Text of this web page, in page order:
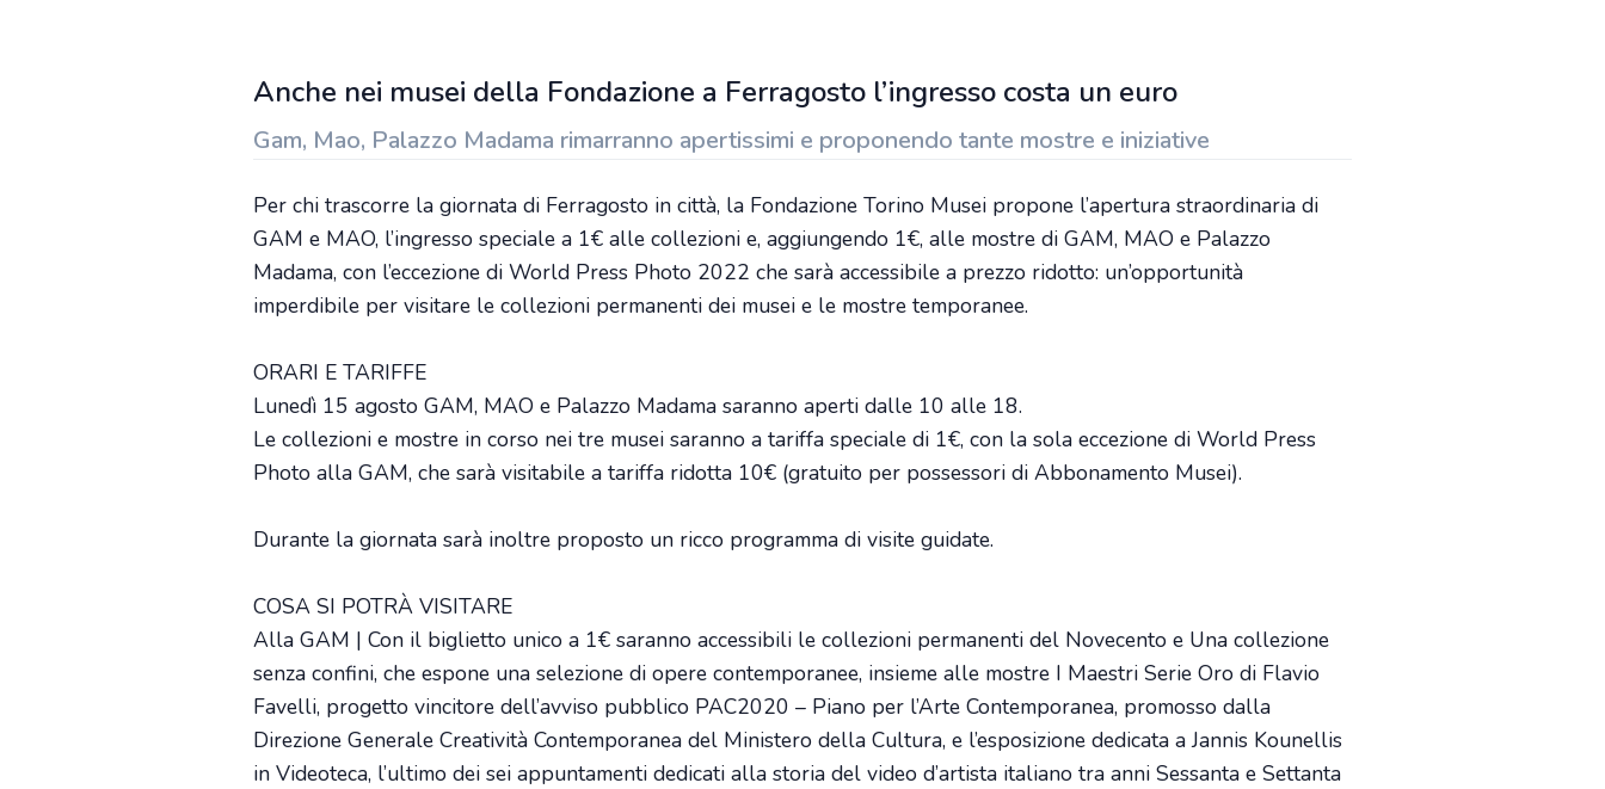
Anche nei musei della Fondazione a Ferragosto l’ingresso costa un euro
Gam, Mao, Palazzo Madama rimarranno apertissimi e proponendo tante mostre e iniziative
Per chi trascorre la giornata di Ferragosto in città, la Fondazione Torino Musei propone l’apertura straordinaria di
GAM e MAO, l’ingresso speciale a 1€ alle collezioni e, aggiungendo 1€, alle mostre di GAM, MAO e Palazzo
Madama, con l’eccezione di World Press Photo 2022 che sarà accessibile a prezzo ridotto: un’opportunità
imperdibile per visitare le collezioni permanenti dei musei e le mostre temporanee.
ORARI E TARIFFE
Lunedì 15 agosto GAM, MAO e Palazzo Madama saranno aperti dalle 10 alle 18.
Le collezioni e mostre in corso nei tre musei saranno a tariffa speciale di 1€, con la sola eccezione di World Press
Photo alla GAM, che sarà visitabile a tariffa ridotta 10€ (gratuito per possessori di Abbonamento Musei).
Durante la giornata sarà inoltre proposto un ricco programma di visite guidate.
COSA SI POTRÀ VISITARE
Alla GAM | Con il biglietto unico a 1€ saranno accessibili le collezioni permanenti del Novecento e Una collezione
senza confini, che espone una selezione di opere contemporanee, insieme alle mostre I Maestri Serie Oro di Flavio
Favelli, progetto vincitore dell’avviso pubblico PAC2020 – Piano per l’Arte Contemporanea, promosso dalla
Direzione Generale Creatività Contemporanea del Ministero della Cultura, e l’esposizione dedicata a Jannis Kounellis
in Videoteca, l’ultimo dei sei appuntamenti dedicati alla storia del video d’artista italiano tra anni Sessanta e Settanta